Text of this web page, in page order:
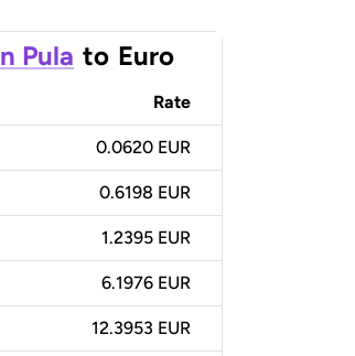
Pula to Euro
Rate
0.0620 EUR
0.6198 EUR
1.2395 EUR
6.1976 EUR
12.3953 EUR